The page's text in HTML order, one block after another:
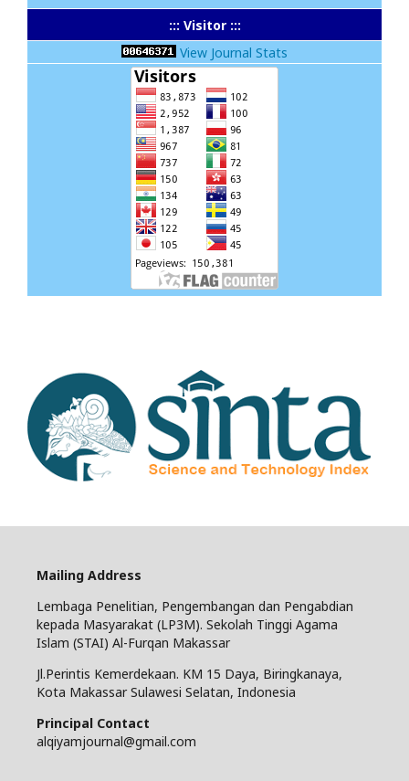
::: Visitor :::
View Journal Stats
Mailing Address
Lembaga Penelitian, Pengembangan dan Pengabdian
kepada Masyarakat (LP3M). Sekolah Tinggi Agama
Islam (STAI) Al-Furqan Makassar
Jl.Perintis Kemerdekaan. KM 15 Daya, Biringkanaya,
Kota Makassar Sulawesi Selatan, Indonesia
Principal Contact
alqiyamjournal@gmail.com